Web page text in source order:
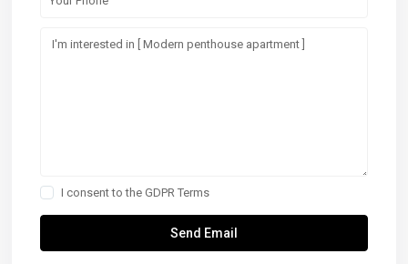
I consent to theGDPR Terms